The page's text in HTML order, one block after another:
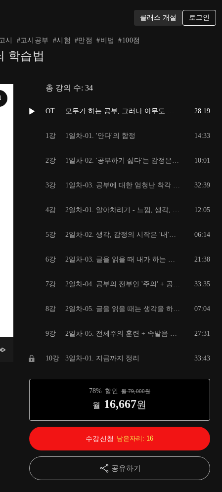
클래스 개설 로그인
시 #고시공부 #시험 #만점 #비법 #100점
학습법
총 강의 수: 34
OT 모두가 하는 공부, 그러나 아무도 모르는 공부의 비밀!!! 28:19
1강 1일차-01. '안다'의 함정 14:33
2강 1일차-02. '공부하기 싫다'는 감정은 내 탓이 아니다. 10:01
3강 1일차-03. 공부에 대한 엄청난 착각 + 공부 자리 = Seer 자리 32:39
4강 2일차-01. 알아차리기 - 느낌, 생각, 감정과 분리되기 12:05
5강 2일차-02. 생각, 감정의 시작은 '내'가 아닌 '무의식 뇌'이다. 06:14
6강 2일차-03. 글을 읽을 때 내가 하는 일은 거의 없다 + 메타인지 21:38
7강 2일차-04. 공부의 전부인 '주의' + 공부를 망치는 'Multi-Tasking' 33:35
8강 2일차-05. 글을 읽을 때는 생각을 하려고 하면 안된다. 07:04
9강 2일차-05. 전체주의 훈련 + 속발음 제거하기 27:31
10강 3일차-01. 지금까지 정리 33:43
15:20
08:01
14강 3일차-05. 공부는 '감각하고 기다리기'가 전부이다. 10:52
15강 3일차-06. 공부가 너무나 쉬워지는 '저절로 생각나는 상태' 만들기 19:41
78% 할인 월79,000원
월 16,667원
공유하기
수강신청 남은자리: 16